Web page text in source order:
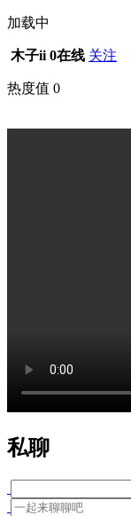
加载中
木子ii 0在线 关注
热度值 0
私聊